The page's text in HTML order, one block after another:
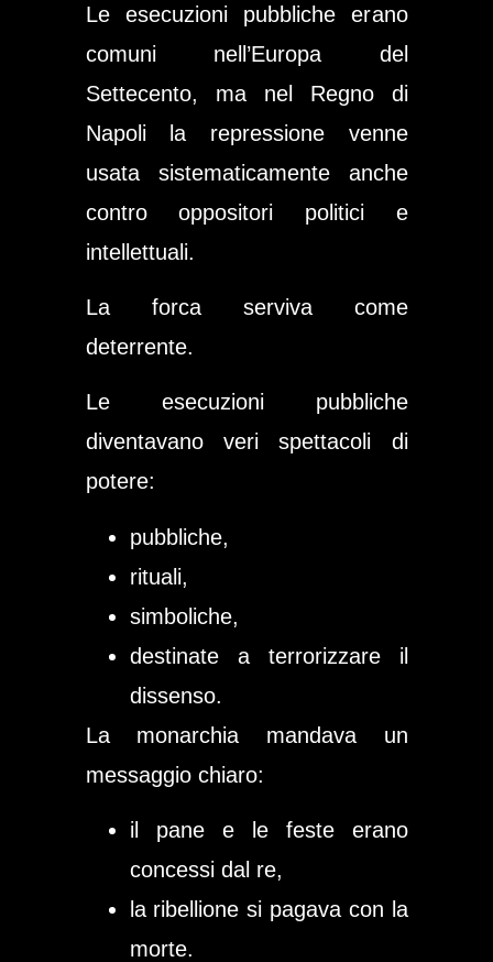
Le esecuzioni pubbliche erano
comuni nell’Europa del
Settecento, ma nel Regno di
Napoli la repressione venne
usata sistematicamente anche
contro oppositori politici e
intellettuali.
La forca serviva come
deterrente.
Le esecuzioni pubbliche
diventavano veri spettacoli di
potere:
pubbliche,
rituali,
simboliche,
destinate a terrorizzare il
dissenso.
La monarchia mandava un
messaggio chiaro:
il pane e le feste erano
concessi dal re,
la ribellione si pagava con la
morte.